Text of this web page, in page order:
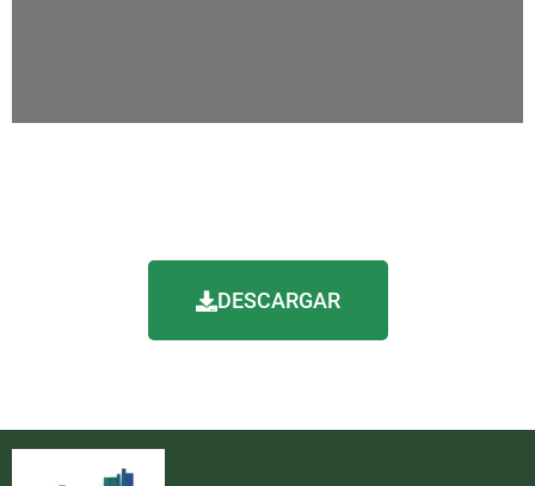
DESCARGAR